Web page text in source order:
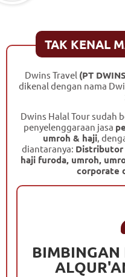
TAK KENAL
Dwins Travel (PT
dikenal dengan nama
Dwins Halal Tour sudah
penyelenggaraan jasa
umroh & haji,
diantaranya: Distributor
haji furoda, umroh,
corporate
BIMBINGAN